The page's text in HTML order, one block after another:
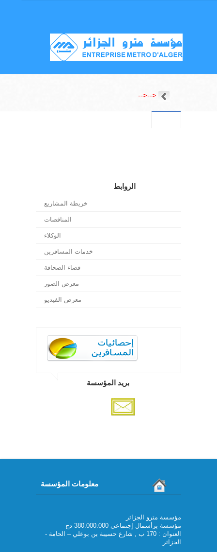
-->-->
الروابط
خريطة المشاريع
المناقصات
الوكلاء
خدمات المسافرين
فضاء الصحافة
معرض الصور
معرض الفيديو
بريد المؤسسة
معلومات المؤسسة
مؤسسة مترو الجزائر
مؤسسة برأسمال إجتماعي 380.000.000 دج
العنوان : 170 ب , شارع حسيبة بن بوعلي – الحامة -
الجزائر